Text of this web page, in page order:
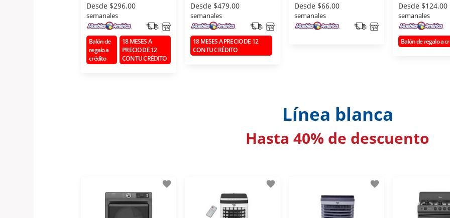
Desde $296.00
semanales
Balón de
regalo a
crédito
18 MESES A
PRECIO DE 12
CON TU CRÉDITO
Desde $479.00
semanales
18 MESES A PRECIO DE 12
CON TU CRÉDITO
Desde $66.00
semanales
Desde $124.00
semanales
Balón de regalo a
Línea blanca
Hasta 40% de descuento
favorite favorite favorite